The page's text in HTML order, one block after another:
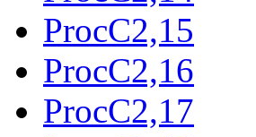
ProcC2,15
ProcC2,16
ProcC2,17